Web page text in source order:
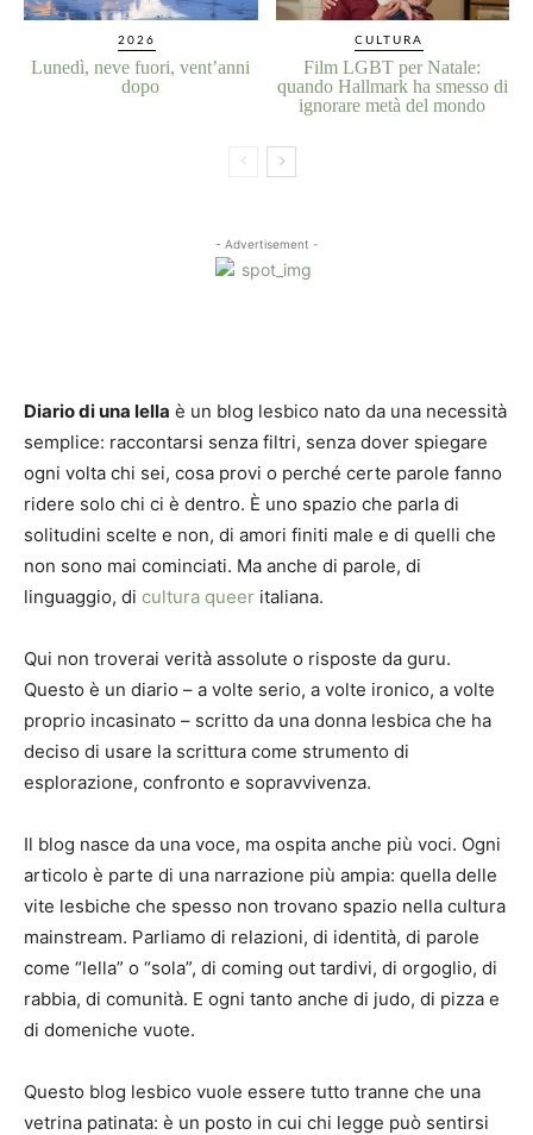
2026
Lunedì, neve fuori, vent’anni
dopo
CULTURA
Film LGBT per Natale:
quando Hallmark ha smesso di
ignorare metà del mondo
- Advertisement -
Diario di una lella è un blog lesbico nato da una necessità
semplice: raccontarsi senza filtri, senza dover spiegare
ogni volta chi sei, cosa provi o perché certe parole fanno
ridere solo chi ci è dentro. È uno spazio che parla di
solitudini scelte e non, di amori finiti male e di quelli che
non sono mai cominciati. Ma anche di parole, di
linguaggio, di cultura queer italiana.
Qui non troverai verità assolute o risposte da guru.
Questo è un diario – a volte serio, a volte ironico, a volte
proprio incasinato – scritto da una donna lesbica che ha
deciso di usare la scrittura come strumento di
esplorazione, confronto e sopravvivenza.
Il blog nasce da una voce, ma ospita anche più voci. Ogni
articolo è parte di una narrazione più ampia: quella delle
vite lesbiche che spesso non trovano spazio nella cultura
mainstream. Parliamo di relazioni, di identità, di parole
come “lella” o “sola”, di coming out tardivi, di orgoglio, di
rabbia, di comunità. E ogni tanto anche di judo, di pizza e
di domeniche vuote.
Questo blog lesbico vuole essere tutto tranne che una
vetrina patinata: è un posto in cui chi legge può sentirsi